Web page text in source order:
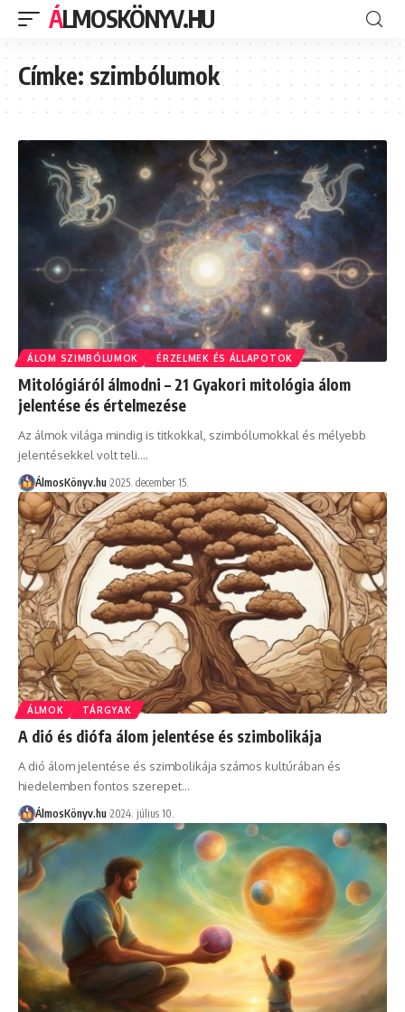
ÁLMOSKÖNYV.HU
Címke:szimbólumok
ÁLOM SZIMBÓLUMOK ÉRZELMEK ÉS ÁLLAPOTOK
Mitológiáról álmodni – 21 Gyakori mitológia álom
jelentése és értelmezése
Az álmok világa mindig is titkokkal, szimbólumokkal és mélyebb
jelentésekkel volt teli.…
ÁlmosKönyv.hu 2025. december 15.
ÁLMOK TÁRGYAK
A dió és diófa álom jelentése és szimbolikája
A dió álom jelentése és szimbolikája számos kultúrában és
hiedelemben fontos szerepet…
ÁlmosKönyv.hu 2024. július 10.